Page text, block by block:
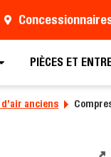
PIÈCES ET
anciens